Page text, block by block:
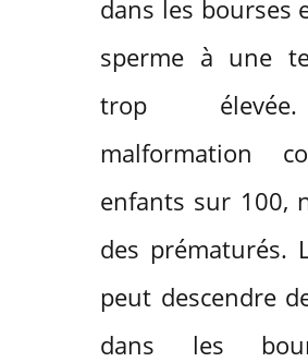
dans les bourses
sperme à une
trop
malformation
enfants sur 100,
des prématurés.
peut descendre
dans les